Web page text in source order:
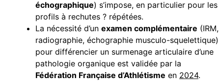
échographique) s’impose, en particulier pour les
profils à rechutes ? répétées.
La nécessité d’un examen complémentaire (IRM,
radiographie, échographie musculo-squelettique)
pour différencier un surmenage articulaire d’une
pathologie organique est validée par la
Fédération Française d’Athlétisme en 2024.